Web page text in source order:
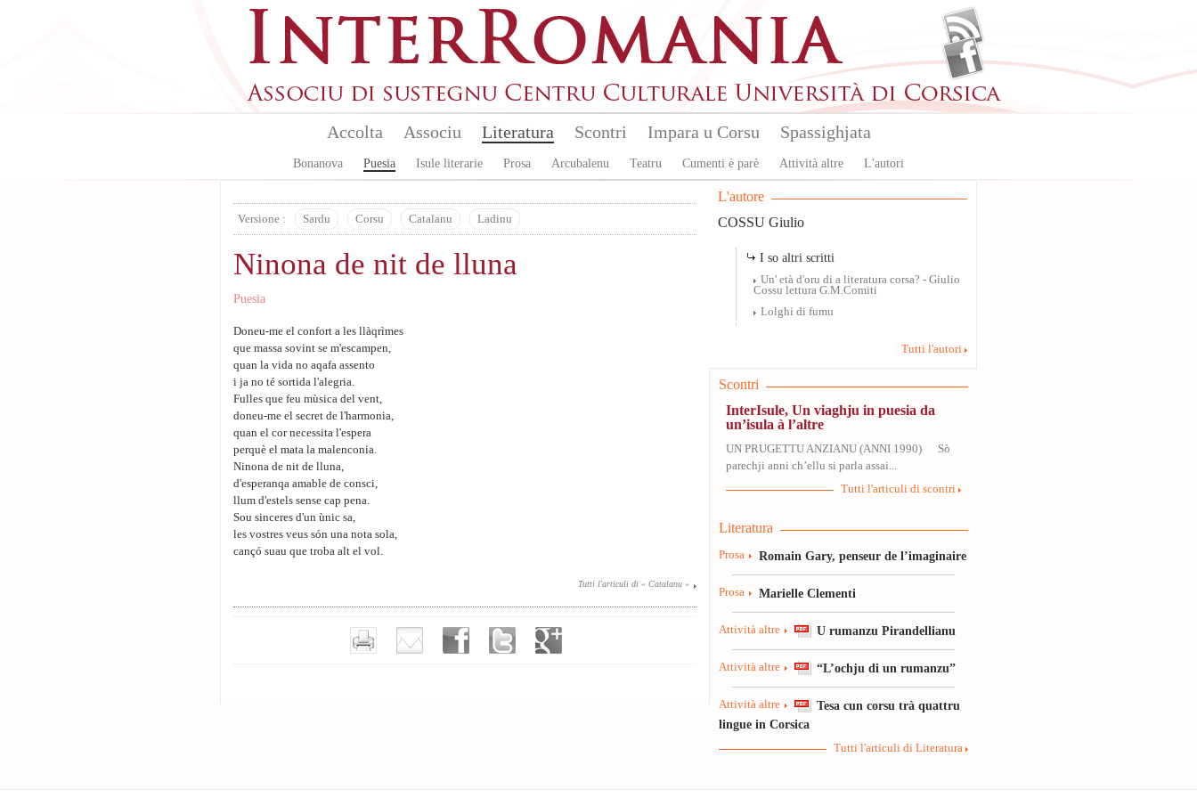
Accolta Associu Literatura
Bonanova Puesia Isule literarie Prosa Arcubalenu Teatru Cumenti è parè Attività altre L'autori
Scontri Impara u Corsu Spassighjata
Versione : Sardu Corsu Catalanu Ladinu
Ninona de nit de lluna
Puesia
Doneu-me el confort a les llàqrìmes
que massa sovint se m'escampen,
quan la vida no aqafa assento
i ja no té sortida l'alegria.
Fulles que feu mùsica del vent,
doneu-me el secret de l'harmonia,
quan el cor necessita l'espera
perquè el mata la malenconia.
Ninona de nit de lluna,
d'esperanqa amable de consci,
llum d'estels sense cap pena.
Sou sinceres d'un ùnic sa,
les vostres veus són una nota sola,
cançó suau que troba alt el vol.
Tutti l'articuli di « Catalanu »
L'autore
COSSU Giulio
I so altri scritti
Un' età d'oru di a literatura corsa? - Giulio
Cossu lettura G.M.Comiti
Lolghi di fumu
Tutti l'autori
Scontri
InterIsule, Un viaghju in puesia da
un’isula à l’altre
UN PRUGETTU ANZIANU (ANNI 1990) Sò
parechji anni ch’ellu si parla assai...
Tutti l'articuli di scontri
Literatura
Prosa Romain Gary, penseur de l’imaginaire
Prosa Marielle Clementi
Attività altre U rumanzu Pirandellianu
Attività altre “L’ochju di un rumanzu”
Attività altre
Tesa cun corsu trà quattru
lingue in Corsica
Tutti l'articuli di Literatura